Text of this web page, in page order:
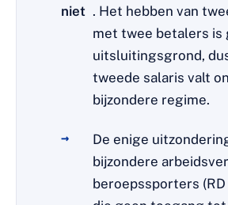
niet . Het hebben van
met twee betalers is
uitsluitingsgrond,
tweede salaris valt
bijzondere regime.
De enige
bijzondere
beroepssporters (RD